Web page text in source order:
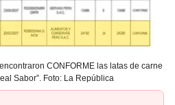
CONFORME las latas de carne
Sabor”. Foto: La República